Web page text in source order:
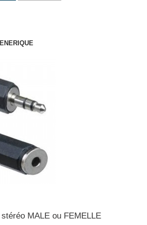
MALE ou FEMELLE